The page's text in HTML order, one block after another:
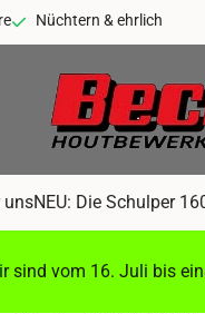
Nüchtern & ehrlich
unsNEU: Die Schulper
sind vom 16. Juli bis